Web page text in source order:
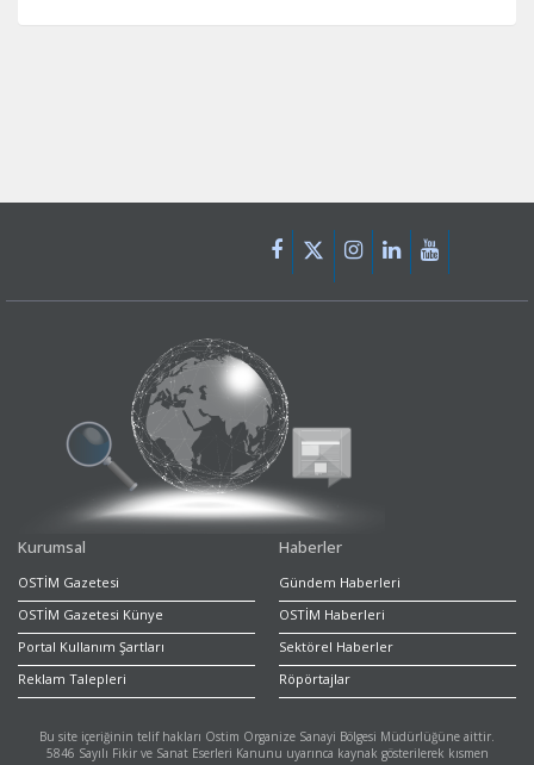
Kurumsal
OSTİM Gazetesi
OSTİM Gazetesi Künye
Portal Kullanım Şartları
Reklam Talepleri
Haberler
Gündem Haberleri
OSTİM Haberleri
Sektörel Haberler
Röpörtajlar
Bu site içeriğinin telif hakları Ostim Organize Sanayi Bölgesi Müdürlüğüne aittir.
5846 Sayılı Fikir ve Sanat Eserleri Kanunu uyarınca kaynak gösterilerek kısmen